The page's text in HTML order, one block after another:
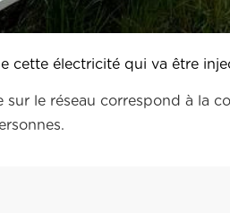
cette électricité qui va être
le réseau correspond à la